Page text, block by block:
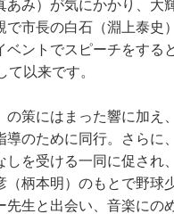
み）が気にかかり、大
で市長の白石（淵上泰
ベントでスピーチをする
以来です。
の策にはまった響に加え
のために同行。さらに
しを受ける一同に促され
（柄本明）のもとで野球
生と出会い、音楽にの